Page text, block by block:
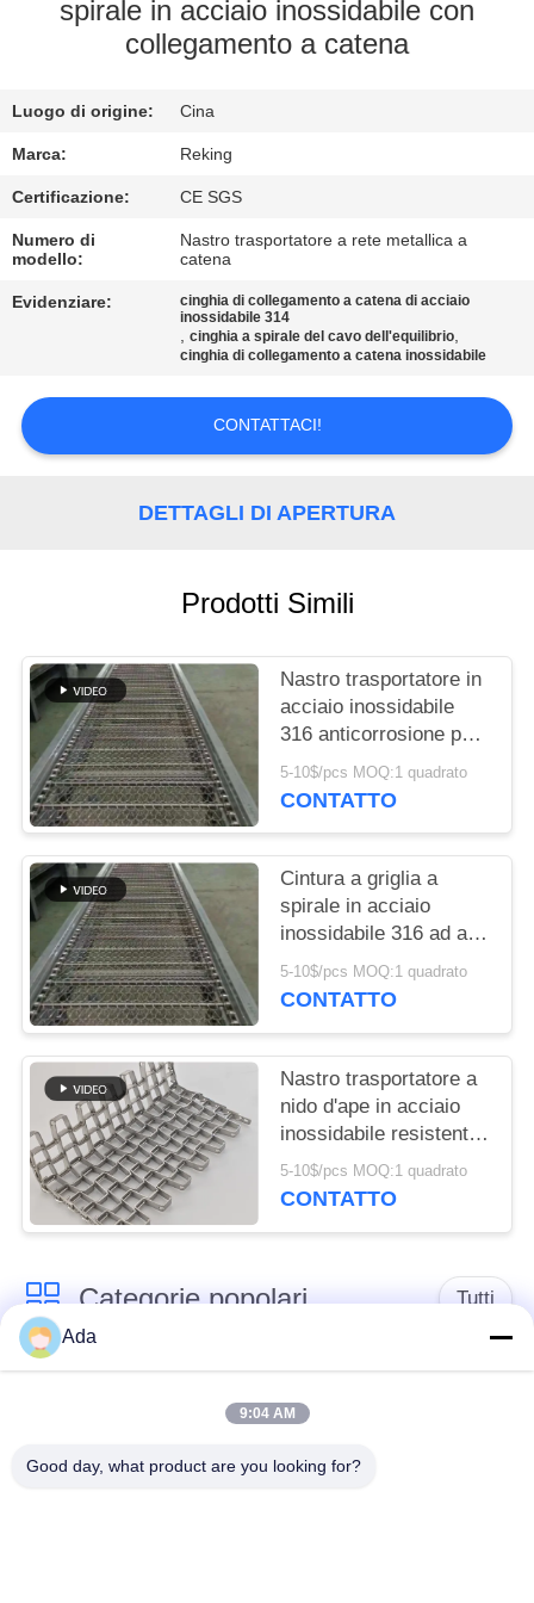
CONTROLLO
CONTATTICI
NOTIZIE
RICHIEDA
CITAZIONE
MAPPA
POLICY
spirale in acciaio inossidabile con
collegamento a catena
Luogo di origine: Cina
Marca: Reking
Certificazione: CE SGS
Numero di
modello:
Nastro trasportatore a rete metallica a
catena
Evidenziare:
cinghia di collegamento a catena di acciaio
inossidabile 314
,cinghia a spirale del cavo dell'equilibrio,
cinghia di collegamento a catena inossidabile
CONTATTACI!
DETTAGLI DI APERTURA
Prodotti Simili
Nastro trasportatore in
acciaio inossidabile
316 anticorrosione per
lo scongelamento di
prodotti ittici e la
5-10$/pcs MOQ:1 quadrato
CONTATTO
Cintura a griglia a
spirale in acciaio
inossidabile 316 ad alta
resistenza per la
consegna di macchine
5-10$/pcs MOQ:1 quadrato
CONTATTO
Nastro trasportatore a
nido d'ape in acciaio
inossidabile resistente
all'usura per il trasporto
nell'industria chimica
5-10$/pcs MOQ:1 quadrato
CONTATTO
Categorie popolari Tutti
cinghia della rete
della maglia
Ada
9:04 AM
Good day, what product are you looking for?